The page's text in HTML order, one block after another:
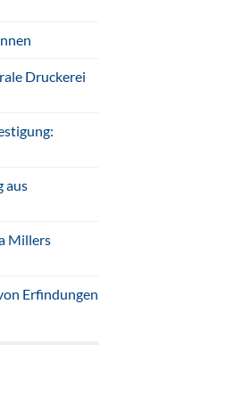
Druckerei
aus
Millers
Erfindungen